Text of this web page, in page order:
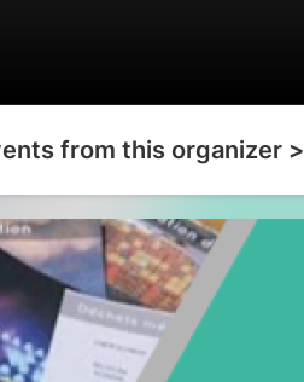
from this organizer >